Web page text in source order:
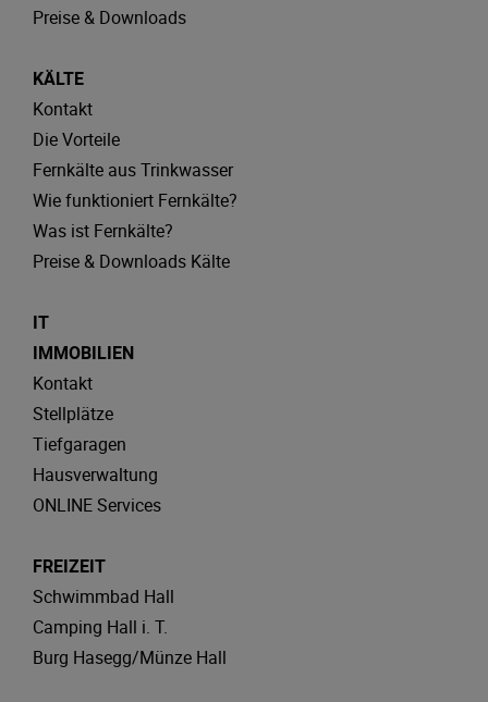
Preise & Downloads
KÄLTE
Kontakt
Die Vorteile
Fernkälte aus Trinkwasser
Wie funktioniert Fernkälte?
Was ist Fernkälte?
Preise & Downloads Kälte
IT
IMMOBILIEN
Kontakt
Stellplätze
Tiefgaragen
Hausverwaltung
ONLINE Services
FREIZEIT
Schwimmbad Hall
Camping Hall i. T.
Burg Hasegg/Münze Hall